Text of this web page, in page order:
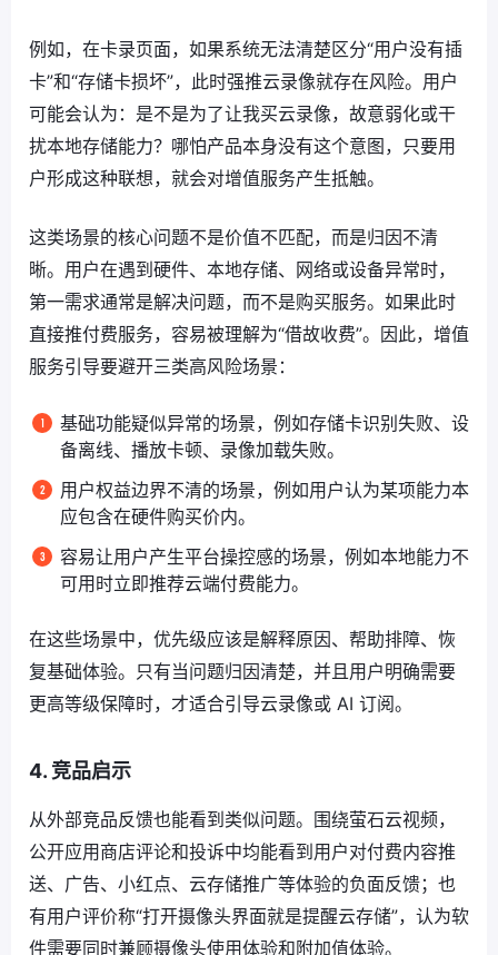
例如，在卡录页面，如果系统无法清楚区分“用户没有插
卡”和“存储卡损坏”，此时强推云录像就存在风险。用户
可能会认为：是不是为了让我买云录像，故意弱化或干
扰本地存储能力？哪怕产品本身没有这个意图，只要用
户形成这种联想，就会对增值服务产生抵触。
这类场景的核心问题不是价值不匹配，而是归因不清
晰。用户在遇到硬件、本地存储、网络或设备异常时，
第一需求通常是解决问题，而不是购买服务。如果此时
直接推付费服务，容易被理解为“借故收费”。因此，增值
服务引导要避开三类高风险场景：
基础功能疑似异常的场景，例如存储卡识别失败、设
备离线、播放卡顿、录像加载失败。
用户权益边界不清的场景，例如用户认为某项能力本
应包含在硬件购买价内。
容易让用户产生平台操控感的场景，例如本地能力不
可用时立即推荐云端付费能力。
在这些场景中，优先级应该是解释原因、帮助排障、恢
复基础体验。只有当问题归因清楚，并且用户明确需要
更高等级保障时，才适合引导云录像或 AI 订阅。
4. 竞品启示
从外部竞品反馈也能看到类似问题。围绕萤石云视频，
公开应用商店评论和投诉中均能看到用户对付费内容推
送、广告、小红点、云存储推广等体验的负面反馈；也
有用户评价称“打开摄像头界面就是提醒云存储”，认为软
件需要同时兼顾摄像头使用体验和附加值体验。